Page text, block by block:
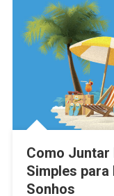
Como Juntar
Simples para
Sonhos